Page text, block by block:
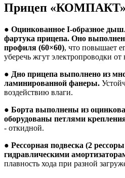
Прицеп «КОМПАКТ»
● Оцинкованное I-образное
фартука прицепа. Оно
профиля (60×60), что повышает
уберечь жгут электропроводки
● Дно прицепа выполнено из
ламинированной фанеры.
воздействию влаги.
● Борта выполнены из
оборудованы петлями
- откидной.
● Рессорная подвеска (2
гидравлическими
плавность хода при разной